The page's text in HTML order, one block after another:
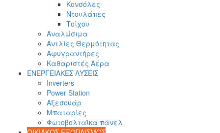
Κονσόλες
Ντουλάπες
Τοίχου
Αναλώσιμα
Αντλίες Θερμότητας
Αφυγραντήρες
Καθαριστές Αέρα
ΕΝΕΡΓΕΙΑΚΕΣ ΛΥΣΕΙΣ
Inverters
Power Station
Αξεσουάρ
Μπαταρίες
Φωτοβολταϊκά πάνελ